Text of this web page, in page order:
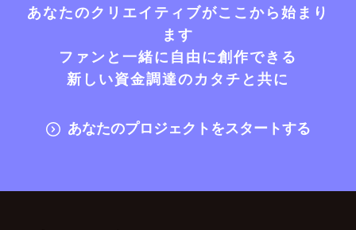
あなたのクリエイティブがここから始まり
ます
ファンと一緒に自由に創作できる
新しい資金調達のカタチと共に
あなたのプロジェクトをスタートする